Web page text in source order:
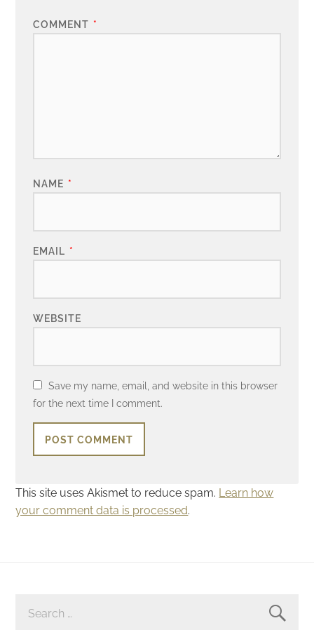
COMMENT *
NAME *
EMAIL *
WEBSITE
Save my name, email, and website in this browser
for the next time I comment.
This site uses Akismet to reduce spam. Learn how
your comment data is processed.
FOR: